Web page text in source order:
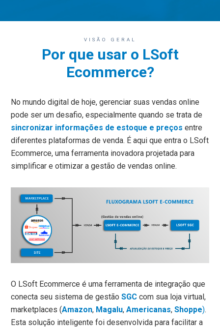
VISÃO GERAL
Por que usar o LSoft
Ecommerce?
No mundo digital de hoje, gerenciar suas vendas online
pode ser um desafio, especialmente quando se trata de
sincronizar informações de estoque e preços entre
diferentes plataformas de venda. É aqui que entra o LSoft
Ecommerce, uma ferramenta inovadora projetada para
simplificar e otimizar a gestão de vendas online.
O LSoft Ecommerce é uma ferramenta de integração que
conecta seu sistema de gestãoSGCcom sua loja virtual,
marketplaces (Amazon, Magalu,Americanas,Shoppe).
Esta solução inteligente foi desenvolvida para facilitar a